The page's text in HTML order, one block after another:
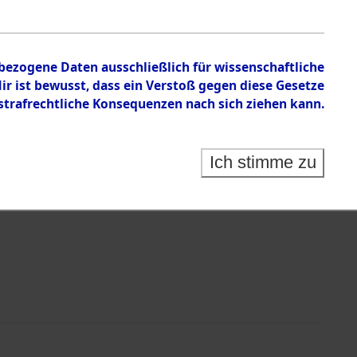
Daten ausschließlich für wissenschaftliche
bewusst, dass ein Verstoß gegen diese Gesetze
Konsequenzen nach sich ziehen kann.
Ich stimme zu